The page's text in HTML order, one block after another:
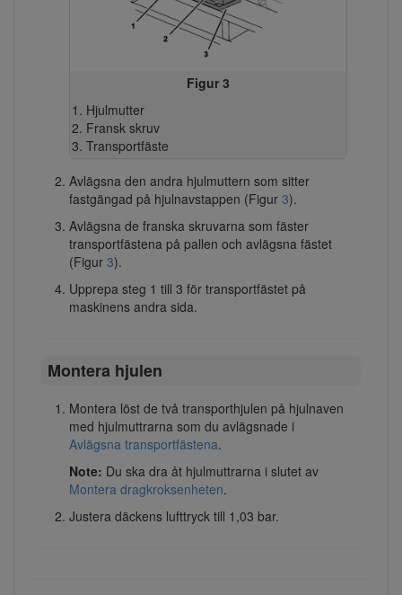
Figur 3
Hjulmutter
Fransk skruv
Transportfäste
Avlägsna den andra hjulmuttern som sitter
fastgängad på hjulnavstappen (Figur3).
Avlägsna de franska skruvarna som fäster
transportfästena på pallen och avlägsna fästet
(Figur3).
Upprepa steg 1 till 3 för transportfästet på
maskinens andra sida.
Montera hjulen
Montera löst de två transporthjulen på hjulnaven
med hjulmuttrarna som du avlägsnade i
Avlägsna transportfästena.
Note: Du ska dra åt hjulmuttrarna i slutet av
Montera dragkroksenheten.
Justera däckens lufttryck till 1,03 bar.